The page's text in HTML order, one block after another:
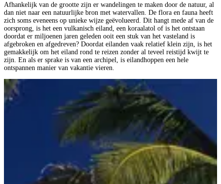
Afhankelijk van de grootte zijn er wandelingen te maken door de natuur, al
dan niet naar een natuurlijke bron met watervallen. De flora en fauna heeft
zich soms eveneens op unieke wijze geëvolueerd. Dit hangt mede af van de
oorsprong, is het een vulkanisch eiland, een koraalatol of is het ontstaan
doordat er miljoenen jaren geleden ooit een stuk van het vasteland is
afgebroken en afgedreven? Doordat eilanden vaak relatief klein zijn, is het
gemakkelijk om het eiland rond te reizen zonder al teveel reistijd kwijt te
zijn. En als er sprake is van een archipel, is eilandhoppen een hele
ontspannen manier van vakantie vieren.